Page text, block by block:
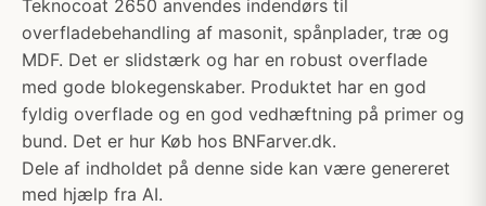
Teknocoat 2650 anvendes indendørs til
overfladebehandling af masonit, spånplader, træ og
MDF. Det er slidstærk og har en robust overflade
med gode blokegenskaber. Produktet har en god
fyldig overflade og en god vedhæftning på primer og
bund. Det er hur Køb hos BNFarver.dk.
Dele af indholdet på denne side kan være genereret
med hjælp fra AI.